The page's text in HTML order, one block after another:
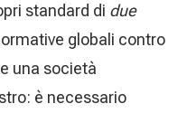
standard di due
globali contro
una società
è necessario